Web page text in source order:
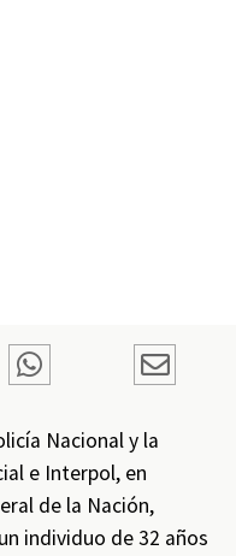
Nacional y la
e Interpol, en
de la Nación,
individuo de 32 años